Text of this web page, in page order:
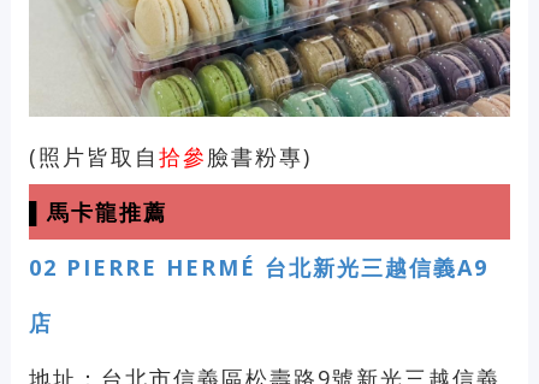
(照片皆取自 拾參臉書粉專)
▌馬卡龍推薦
02 PIERRE HERMÉ 台北新光三越信義A9
店
地址：台北市信義區松壽路9號新光三越信義